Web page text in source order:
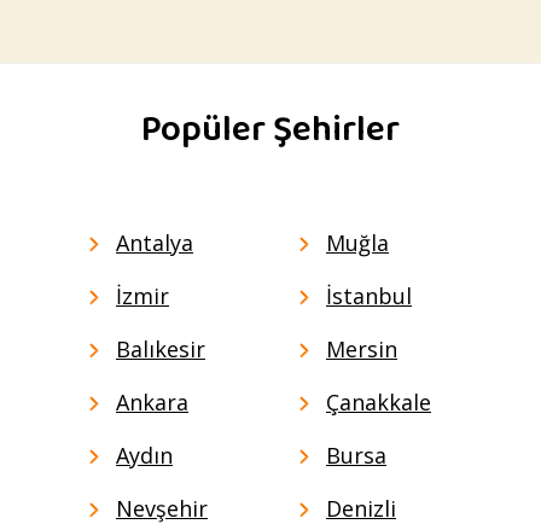
Popüler Şehirler
Antalya
Muğla
İzmir
İstanbul
Balıkesir
Mersin
Ankara
Çanakkale
Aydın
Bursa
Nevşehir
Denizli